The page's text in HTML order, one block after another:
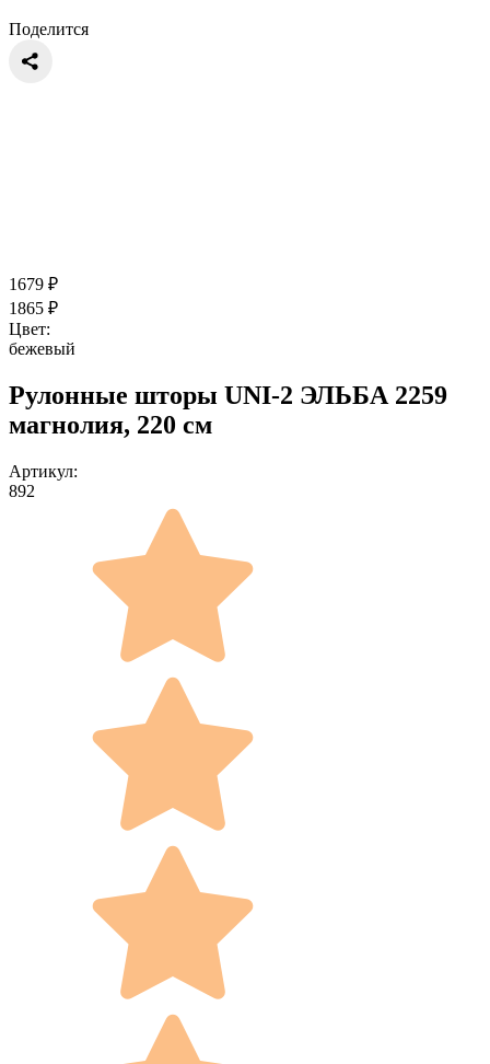
Поделится
1679 ₽
1865 ₽
Цвет:
бежевый
Рулонные шторы UNI-2 ЭЛЬБА 2259
магнолия, 220 см
Артикул:
892